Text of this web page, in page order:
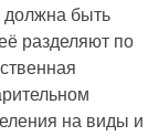
должна быть
разделяют по
на виды и